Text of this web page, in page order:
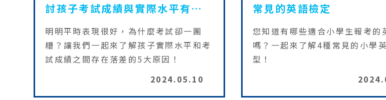
討孩子考試成績與實際水平有落
差的5大原因
明明平時表現很好，為什麼考試卻一團
糟？讓我們一起來了解孩子實際水平和考
試成績之間存在落差的5大原因！
2024.05.10
常見的英語檢定
您知道有哪些適合小學生報考的
嗎？一起來了解4種常見的小學
型！